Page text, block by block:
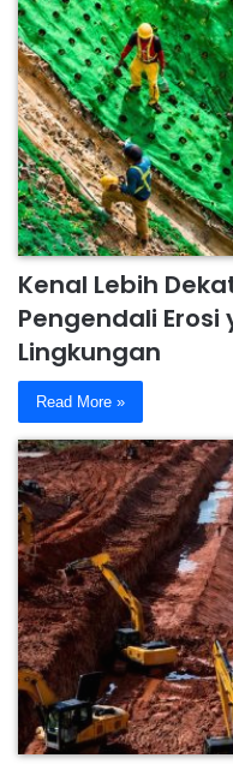
Kenal Lebih
Pengendali Erosi
Lingkungan
Read More »